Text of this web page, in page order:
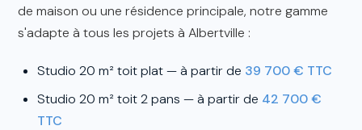
de maison ou une résidence principale, notre gamme
s'adapte à tous les projets à Albertville :
Studio 20 m² toit plat — à partir de 39 700 € TTC
Studio 20 m² toit 2 pans — à partir de 42 700 €
TTC